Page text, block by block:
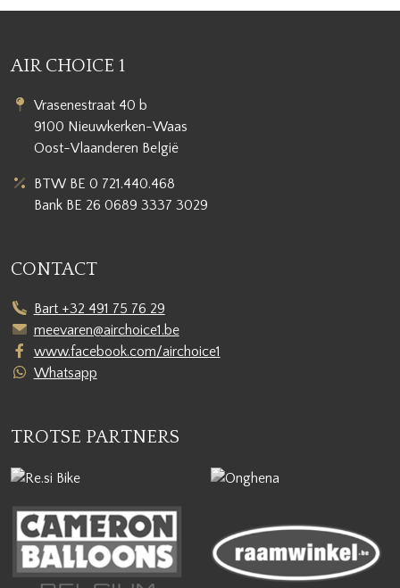
AIR CHOICE 1
Vrasenestraat 40 b
9100 Nieuwkerken-Waas
Oost-Vlaanderen België
BTW BE 0 721.440.468
Bank BE 26 0689 3337 3029
CONTACT
Bart +32 491 75 76 29
meevaren@airchoice1.be
www.facebook.com/airchoice1
Whatsapp
TROTSE PARTNERS